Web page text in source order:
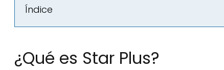
Índice
¿Qué es Star Plus?